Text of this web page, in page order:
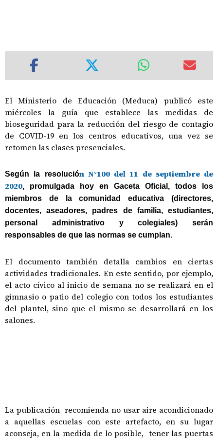
El Ministerio de Educación (Meduca) publicó este
miércoles la guía que establece las medidas de
bioseguridad para la reducción del riesgo de contagio
de COVID-19 en los centros educativos, una vez se
retomen las clases presenciales.
Según la resolución N°100 del 11 de septiembre de
2020, promulgada hoy en Gaceta Oficial, todos los
miembros de la comunidad educativa (directores,
docentes, aseadores, padres de familia, estudiantes,
personal administrativo y colegiales) serán
responsables de que las normas se cumplan.
El documento también detalla cambios en ciertas
actividades tradicionales. En este sentido, por ejemplo,
el acto cívico al inicio de semana no se realizará en el
gimnasio o patio del colegio con todos los estudiantes
del plantel, sino que el mismo se desarrollará en los
salones.
La publicación recomienda no usar aire acondicionado
a aquellas escuelas con este artefacto, en su lugar
aconseja, en la medida de lo posible, tener las puertas